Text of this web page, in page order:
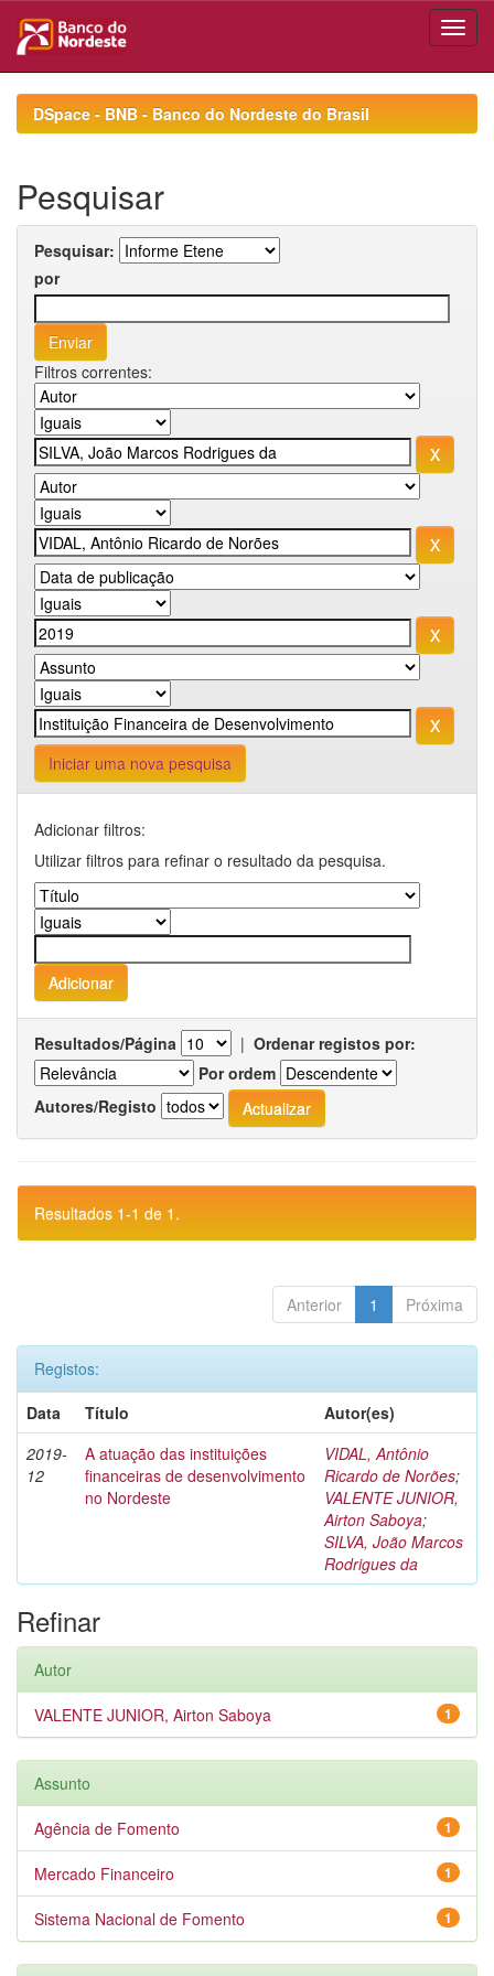
navigationDSpace - BNB - Banco do Nordeste do Brasil
Pesquisar
Pesquisar:
por
Filtros correntes:
Iniciar uma nova pesquisa
Adicionar filtros:
Utilizar filtros para refinar o resultado da pesquisa.
Resultados/Página | Ordenar registos por:
Por ordem
Autores/Registo
Resultados 1-1 de 1.
Anterior 1 Próxima
Registos:
Data
Título
Autor(es)
2019-
12
A atuação das instituições
financeiras de desenvolvimento
no Nordeste
VIDAL, Antônio
Ricardo de Norões;
VALENTE JUNIOR,
Airton Saboya;
SILVA, João Marcos
Rodrigues da
Refinar
Autor
1
VALENTE JUNIOR, Airton Saboya
Assunto
1
Agência de Fomento
1
Mercado Financeiro
1
Sistema Nacional de Fomento